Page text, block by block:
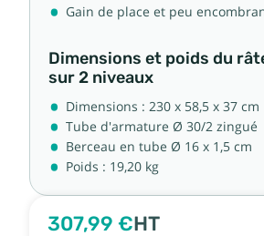
Gain de place et peu
Dimensions et poids du
sur 2 niveaux
Dimensions : 230 x 58,5 x 37 cm
Tube d'armature Ø 30/2 zingué
Berceau en tube Ø 16 x 1,5 cm
Poids : 19,20 kg
307,99 €HT